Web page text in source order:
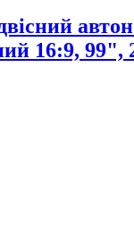
16:9, 99",